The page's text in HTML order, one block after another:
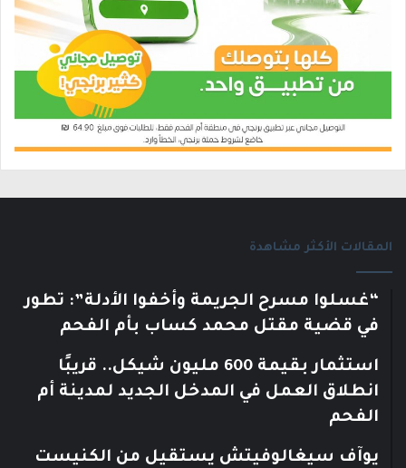
المقالات الأكثر مشاهدة
“غسلوا مسرح الجريمة وأخفوا الأدلة”: تطور
في قضية مقتل محمد كساب بأم الفحم
استثمار بقيمة 600 مليون شيكل.. قريبًا
انطلاق العمل في المدخل الجديد لمدينة أم
الفحم
يوآف سيغالوفيتش يستقيل من الكنيست